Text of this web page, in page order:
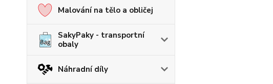
Malování na tělo a obličej
SakyPaky - transportní
obaly
Náhradní díly